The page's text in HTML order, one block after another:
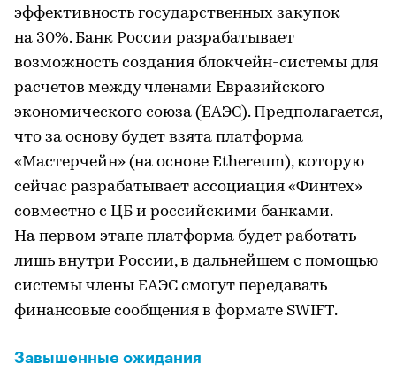
эффективность государственных закупок
на 30%. Банк России разрабатывает
возможность создания блокчейн-системы для
расчетов между членами Евразийского
экономического союза (ЕАЭС). Предполагается,
что за основу будет взята платформа
«Мастерчейн» (на основе Ethereum), которую
сейчас разрабатывает ассоциация «Финтех»
совместно с ЦБ и российскими банками.
На первом этапе платформа будет работать
лишь внутри России, в дальнейшем с помощью
системы члены ЕАЭС смогут передавать
финансовые сообщения в формате SWIFT.
Завышенные ожидания